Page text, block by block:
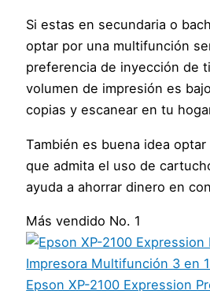
Si estas en secundaria o
optar por una multifunción
preferencia de inyección de
volumen de impresión es
copias y escanear en tu
También es buena idea
que admita el uso de
ayuda a ahorrar dinero en
Más vendido No. 1
Epson XP-2100 Expression